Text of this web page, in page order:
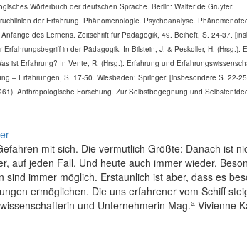
Wörterbuch der deutschen Sprache. Berlin: Walter de Gruyter.
der Erfahrung. Phänomenologie. Psychoanalyse.
des Lernens. Zeitschrift für Pädagogik, 49. Beiheft, S. 24-37.
Erfahrungsbegriff in der Pädagogik. In Bilstein, J. & Peskoller, H.
ist Erfahrung? In Vente, R. (Hrsg.): Erfahrung und
– Erfahrungen, S. 17-50. Wiesbaden: Springer. [insbesondere S. 22-
Anthropologische Forschung. Zur Selbstbegegnung und
mit sich. Die vermutlich Größte: Danach ist
auf jeden Fall. Und heute auch immer wieder.
sind immer möglich. Erstaunlich ist aber, dass es
ermöglichen. Die uns erfahrener vom Schiff
und Unternehmerin Mag.a Vivienne